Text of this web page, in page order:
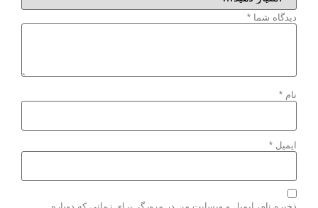
دیدگاه شما *
نام *
ایمیل *